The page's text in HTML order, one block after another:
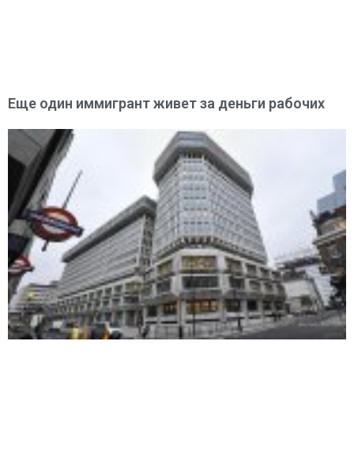
Еще один иммигрант живет за деньги рабочих